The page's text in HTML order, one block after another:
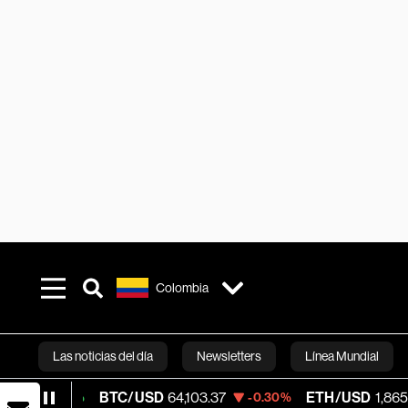
Colombia
Las noticias del día Newsletters Línea Mundial
Bloomberg
BTC/USD 64,103.37 -0.30% ETH/USD 1,865.245 -